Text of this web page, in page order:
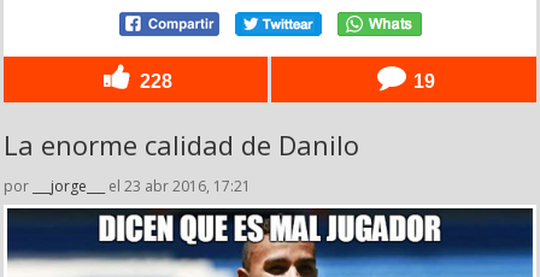
228 19
La enorme calidad de Danilo
por ___jorge___ el 23 abr 2016, 17:21